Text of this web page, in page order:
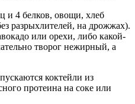
и 4 белков, овощи, хлеб
разрыхлителей, на дрожжах).
или орехи, либо какой-
творог нежирный, а
коктейли из
протеина на соке или